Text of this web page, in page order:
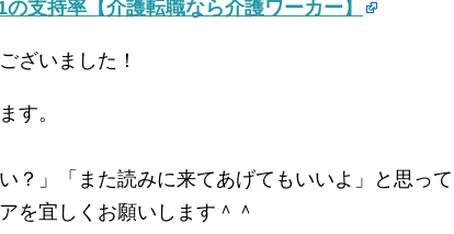
支持率【介護転職なら介護ワーカー】
ざいました！
す。
？」「また読みに来てあげてもいいよ」と思って
を宜しくお願いします＾＾